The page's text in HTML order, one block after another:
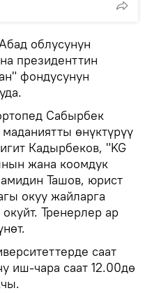
облусунун
президенттин
фондусунун
Сабырбек
өнүктүрүү
Кадырбеков, "KG
жана коомдук
Ташов, юрист
окуу жайларга
Тренерлер ар
саат
иш-чара саат 12.00дө